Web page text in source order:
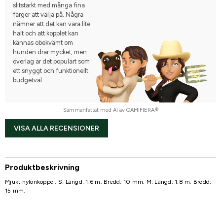
slitstarkt med många fina
färger att välja på. Några
nämner att det kan vara lite
halt och att kopplet kan
kännas obekvämt om
hunden drar mycket, men
överlag är det populärt som
ett snyggt och funktionellt
budgetval.
Sammanfattat med AI av GAMIFIERA.®
VISA ALLA RECENSIONER
Produktbeskrivning
Mjukt nylonkoppel. S: Längd: 1,6 m. Bredd: 10 mm. M: Längd: 1,8 m. Bredd:
15 mm.